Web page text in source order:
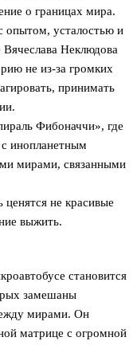
о границах мира.
опытом, усталостью и
Неклюдова
не из-за громких
принимать
Фибоначчи», где
с инопланетным
мирами, связанными
не красивые
выжить.
становится
замешаны
мирами. Он
матрице с огромной